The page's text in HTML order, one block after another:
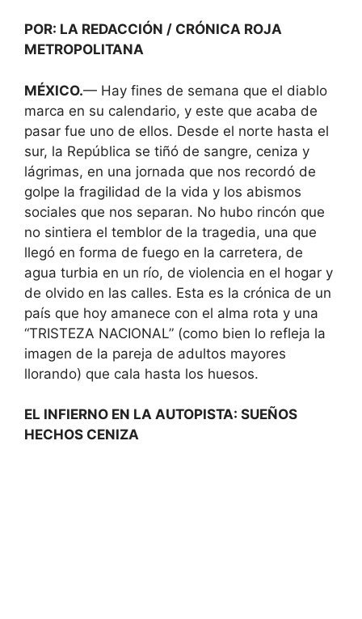
POR: LA REDACCIÓN / CRÓNICA ROJA
METROPOLITANA
MÉXICO.— Hay fines de semana que el diablo
marca en su calendario, y este que acaba de
pasar fue uno de ellos. Desde el norte hasta el
sur, la República se tiñó de sangre, ceniza y
lágrimas, en una jornada que nos recordó de
golpe la fragilidad de la vida y los abismos
sociales que nos separan. No hubo rincón que
no sintiera el temblor de la tragedia, una que
llegó en forma de fuego en la carretera, de
agua turbia en un río, de violencia en el hogar y
de olvido en las calles. Esta es la crónica de un
país que hoy amanece con el alma rota y una
“TRISTEZA NACIONAL” (como bien lo refleja la
imagen de la pareja de adultos mayores
llorando) que cala hasta los huesos.
EL INFIERNO EN LA AUTOPISTA: SUEÑOS
HECHOS CENIZA